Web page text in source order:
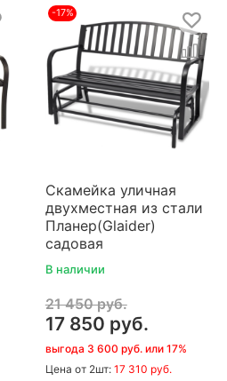
-17%
Скамейка уличная
двухместная из стали
Планер(Glaider)
садовая
В наличии
21 450 руб.
17 850 руб.
выгода 3 600 руб. или 17%
Цена от 2шт: 17 310 руб.